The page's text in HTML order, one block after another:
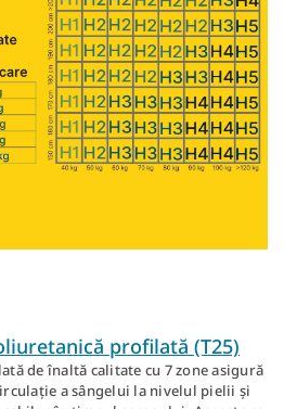
profilată (T25)
de înaltă calitate cu 7 zone asigură
a sângelui la nivelul pielii și